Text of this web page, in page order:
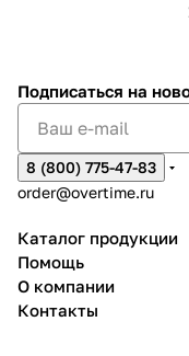
Подписаться на
8 (800) 775-47-83
order@overtime.ru
Каталог продукции
Помощь
О компании
Контакты